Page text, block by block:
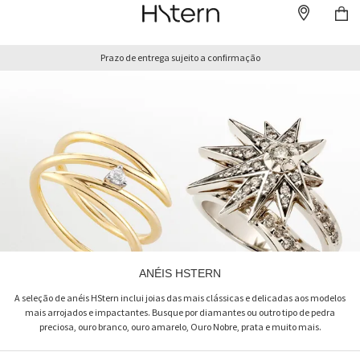
Prazo de entrega sujeito a confirmação
ANÉIS HSTERN
A seleção de anéis HStern inclui joias das mais clássicas e delicadas aos modelos
mais arrojados e impactantes. Busque por diamantes ou outro tipo de pedra
preciosa, ouro branco, ouro amarelo, Ouro Nobre, prata e muito mais.